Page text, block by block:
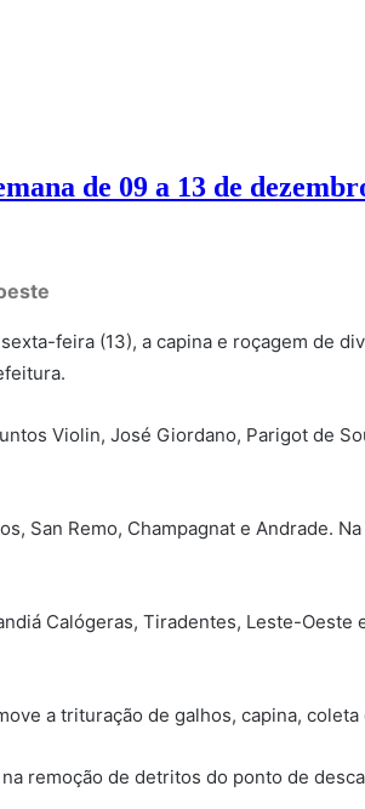
de 09 a 13 de
feira (13), a capina e roçagem de
Violin, José Giordano, Parigot de
San Remo, Champagnat e Andrade.
Calógeras, Tiradentes, Leste-Oeste
a trituração de galhos, capina,
remoção de detritos do ponto de